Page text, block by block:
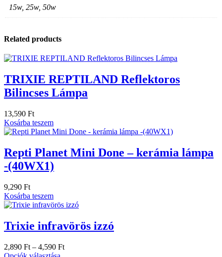
15w, 25w, 50w
Related products
TRIXIE REPTILAND Reflektoros
Bilincses Lámpa
13,590 Ft
Kosárba teszem
Repti Planet Mini Done – kerámia lámpa
-(40WX1)
9,290 Ft
Kosárba teszem
Trixie infravörös izzó
2,890 Ft – 4,590 Ft